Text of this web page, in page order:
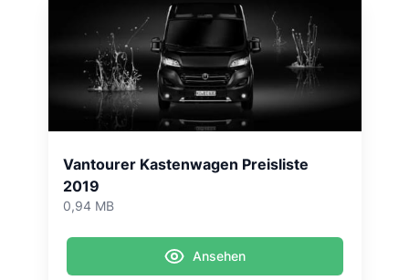
Vantourer Kastenwagen Preisliste
2019
0,94 MB
Ansehen